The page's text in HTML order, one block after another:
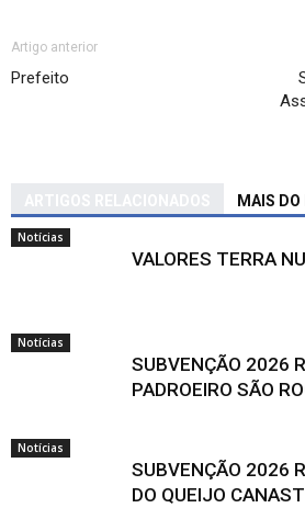
Artigo anterior
Prefeito
MAIS
Notícias
VALORES TERRA
Notícias
SUBVENÇÃO 2026
PADROEIRO SÃO
Notícias
SUBVENÇÃO 2026
DO QUEIJO